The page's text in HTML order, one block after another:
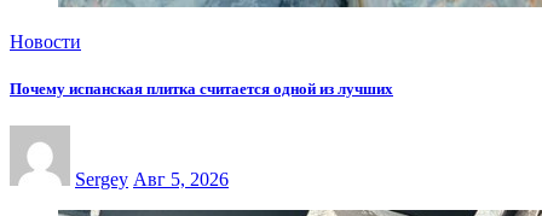
Новости
Почему испанская плитка считается одной из лучших
Sergey Авг 5, 2026